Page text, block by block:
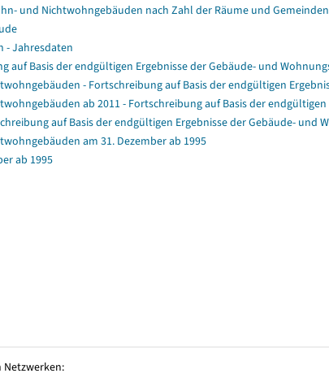
und Nichtwohngebäuden nach Zahl der Räume und Gemeinden
- Jahresdaten
auf Basis der endgültigen Ergebnisse der Gebäude- und
- Fortschreibung auf Basis der endgültigen
ab 2011 - Fortschreibung auf Basis der
auf Basis der endgültigen Ergebnisse der Gebäude- und
am 31. Dezember ab 1995
ab 1995
Netzwerken: